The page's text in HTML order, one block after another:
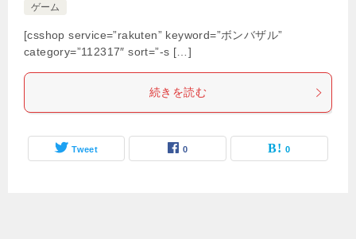
ゲーム
[csshop service=”rakuten” keyword=”ボンバザル”
category=”112317″ sort=”-s […]
続きを読む
Tweet 0 0